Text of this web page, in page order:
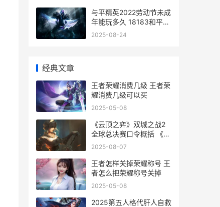
与平精英2022劳动节未成
年能玩多久 18183和平精
英
2025-08-24
经典文章
王者荣耀消费几级 王者荣
耀消费几级可以买
2025-05-08
《云顶之弈》双城之战2
全球总决赛口令概括 《云
顶之弈》双城之战2全球
2025-08-07
王者怎样关掉荣耀称号 王
者怎么把荣耀称号关掉
2025-05-08
2025第五人格代肝人自救